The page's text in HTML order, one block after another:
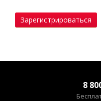
Зарегистрироваться
8